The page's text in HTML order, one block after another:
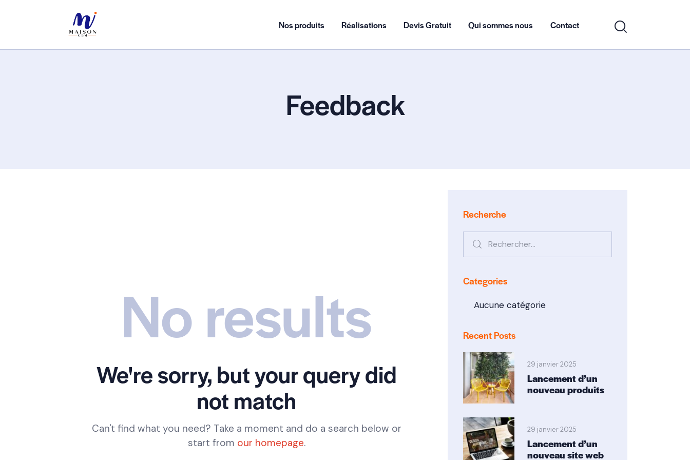
Nos produits Réalisations Devis Gratuit Qui sommes nous Contact
Feedback
No results
We're sorry, but your query did
not match
Can't find what you need? Take a moment and do a search below or
start from our homepage.
Recherche
Categories
Aucune catégorie
Recent Posts
29 janvier 2025
Lancement d’un
nouveau produits
29 janvier 2025
Lancement d’un
nouveau site web